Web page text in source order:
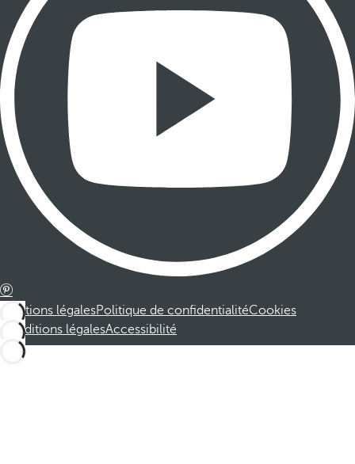
Mentions légalesPolitique de confidentialitéCookies
Conditions légalesAccessibilité